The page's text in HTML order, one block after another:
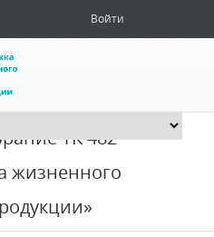
Войти
259-78-61
ТК 482
жизненного